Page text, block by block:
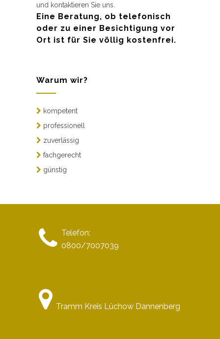
und kontaktieren Sie uns.
Eine Beratung, ob telefonisch
oder zu einer Besichtigung vor
Ort ist für Sie völlig kostenfrei.
Warum wir?
kompetent
professionell
zuverlässig
fachgerecht
günstig
Telefon:
0800/7007039
Tramm Kreis Lüchow Dannenberg